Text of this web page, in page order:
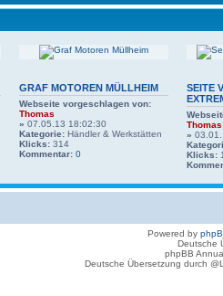
GRAF MOTOREN MÜLLHEIM
Webseite vorgeschlagen von:
Thomas
» 07.05.13 18:02:30
Kategorie: Händler & Werkstätten
Klicks: 314
Kommentar: 0
SEITE
Thomas
»
Klicks:
Powered by
Deutsche
phpBB
Deutsche Übersetzung durch